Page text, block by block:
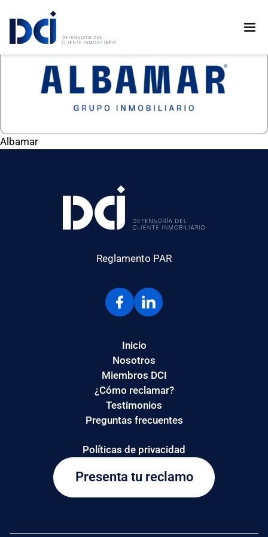
Albamar
Reglamento PAR
Presenta tu reclamo
Inicio
Nosotros
Miembros DCI
¿Cómo reclamar?
Testimonios
Preguntas frecuentes
Políticas de privacidad